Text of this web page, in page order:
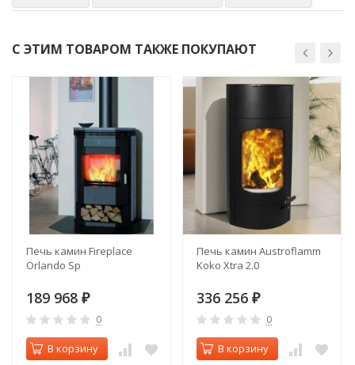
С ЭТИМ ТОВАРОМ ТАКЖЕ ПОКУПАЮТ
Печь камин Fireplace
Orlando Sp
189 968 ₽
0
В корзину
Печь камин Austroflamm
Koko Xtra 2.0
336 256 ₽
0
В корзину